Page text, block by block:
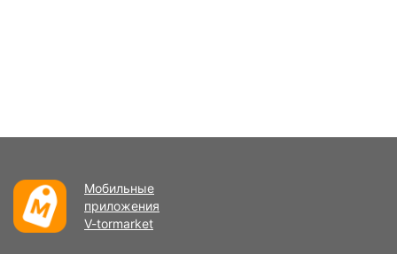
Мобильные
приложения
V-tormarket